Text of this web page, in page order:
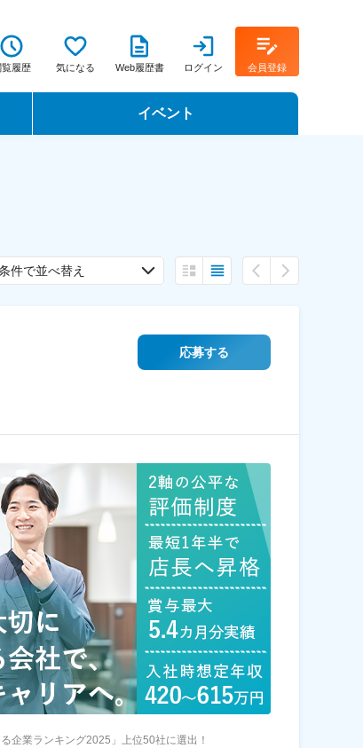
覧履歴 気になる Web履歴書 ログイン 会員登録
イベント
件で並べ替え
応募する
企業ランキング2025」上位50社に選出！